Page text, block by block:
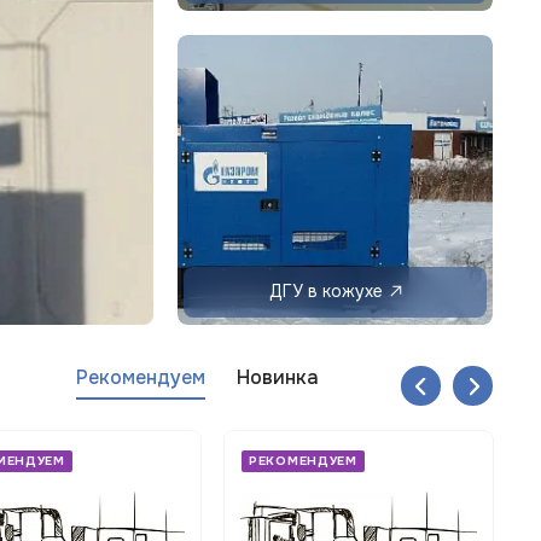
ДГУ в кожухе
Рекомендуем Новинка
РЕКОМЕНДУЕМ